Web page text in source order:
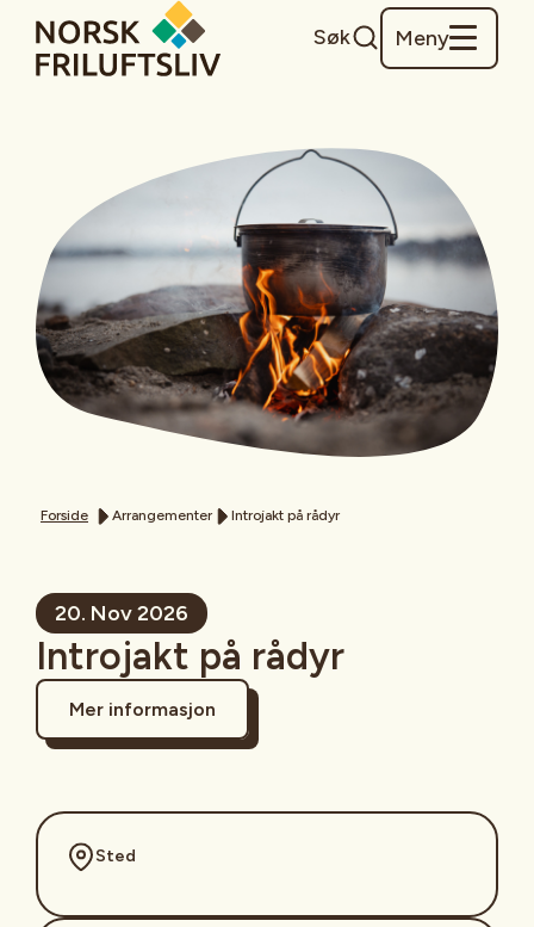
Søk Meny
Forside Arrangementer Introjakt på rådyr
20. Nov 2026
Introjakt på rådyr
Mer informasjon
Sted